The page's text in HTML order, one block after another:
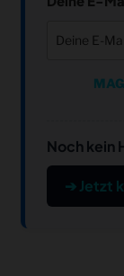
Noch kein
➔ Jetzt